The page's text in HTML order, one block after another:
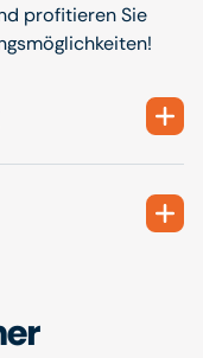
profitieren Sie